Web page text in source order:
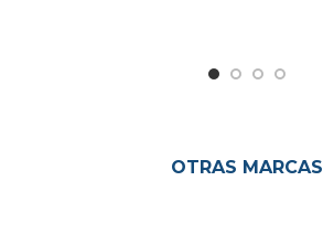
OTRAS MARCAS